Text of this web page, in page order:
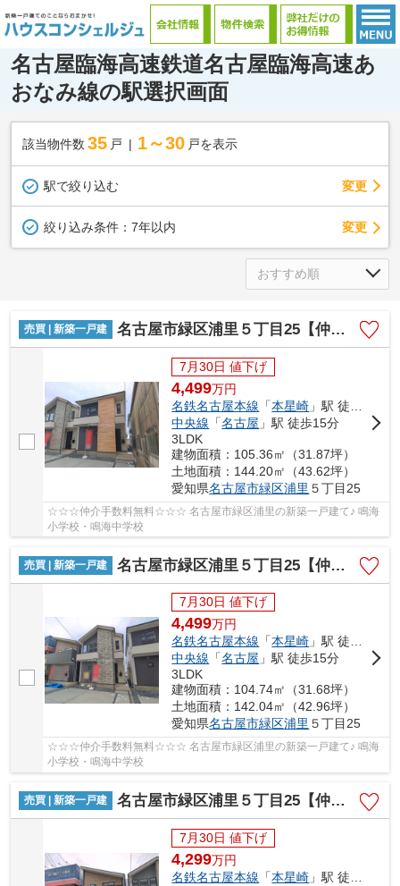
名古屋臨海高速鉄道名古屋臨海高速あ
おなみ線の駅選択画面
該当物件数 35 戸 1～30 戸を表示
駅で絞り込む 変更
絞り込み条件： 7年以内 変更
売買 | 新築一戸建 名古屋市緑区浦里５丁目25【仲介手数料無料】新築一戸建て 1号棟
7月30日 値下げ
4,499万円
名鉄名古屋本線 「本星崎 」駅 徒歩10分
中央線 「名古屋 」駅 徒歩15分
3LDK
建物面積：105.36㎡（31.87坪）
土地面積：144.20㎡（43.62坪）
愛知県名古屋市緑区浦里 ５丁目25
☆☆☆仲介手数料無料☆☆☆ 名古屋市緑区浦里の新築一戸建て♪ 鳴海
小学校・鳴海中学校
売買 | 新築一戸建 名古屋市緑区浦里５丁目25【仲介手数料無料】新築一戸建て 2号棟
7月30日 値下げ
4,499万円
名鉄名古屋本線 「本星崎 」駅 徒歩10分
中央線 「名古屋 」駅 徒歩15分
3LDK
建物面積：104.74㎡（31.68坪）
土地面積：142.04㎡（42.96坪）
愛知県名古屋市緑区浦里 ５丁目25
☆☆☆仲介手数料無料☆☆☆ 名古屋市緑区浦里の新築一戸建て♪ 鳴海
小学校・鳴海中学校
売買 | 新築一戸建 名古屋市緑区浦里５丁目25【仲介手数料無料】新築一戸建て 3号棟
7月30日 値下げ
4,299万円
名鉄名古屋本線 「本星崎 」駅 徒歩10分